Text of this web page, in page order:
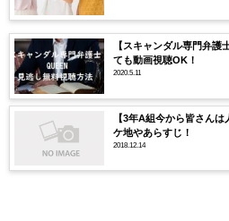
【スキャンダル専門弁護
ても動画視聴OK！
2020.5.11
【3年A組今から皆さん
ケ地やあらすじ！
2018.12.14